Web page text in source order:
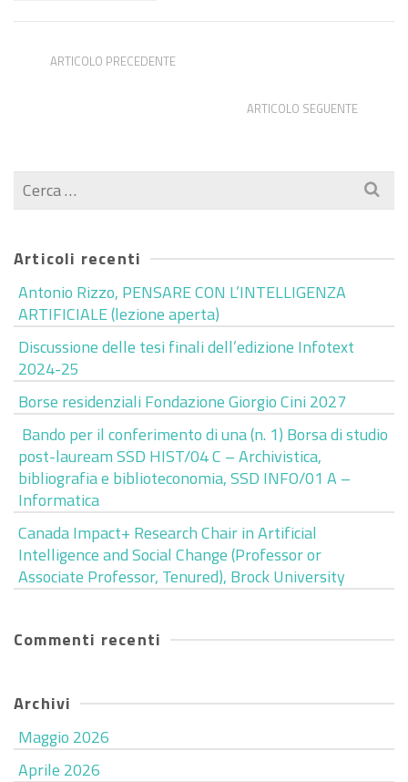
ARTICOLO PRECEDENTE
ARTICOLO SEGUENTE
Cerca
per:
Articoli recenti
Antonio Rizzo, PENSARE CON L’INTELLIGENZA
ARTIFICIALE (lezione aperta)
Discussione delle tesi finali dell’edizione Infotext
2024-25
Borse residenziali Fondazione Giorgio Cini 2027
Bando per il conferimento di una (n. 1) Borsa di studio
post-lauream SSD HIST/04 C – Archivistica,
bibliografia e biblioteconomia, SSD INFO/01 A –
Informatica
Canada Impact+ Research Chair in Artificial
Intelligence and Social Change (Professor or
Associate Professor, Tenured), Brock University
Commenti recenti
Archivi
Maggio 2026
Aprile 2026